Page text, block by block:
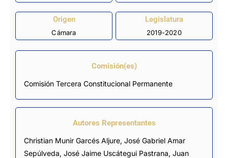
Origen
Cámara
Legislatura
2019-2020
Comisión(es)
Comisión Tercera Constitucional Permanente
Autores Representantes
Christian Munir Garcés Aljure, José Gabriel Amar
Sepúlveda, José Jaime Uscátegui Pastrana, Juan